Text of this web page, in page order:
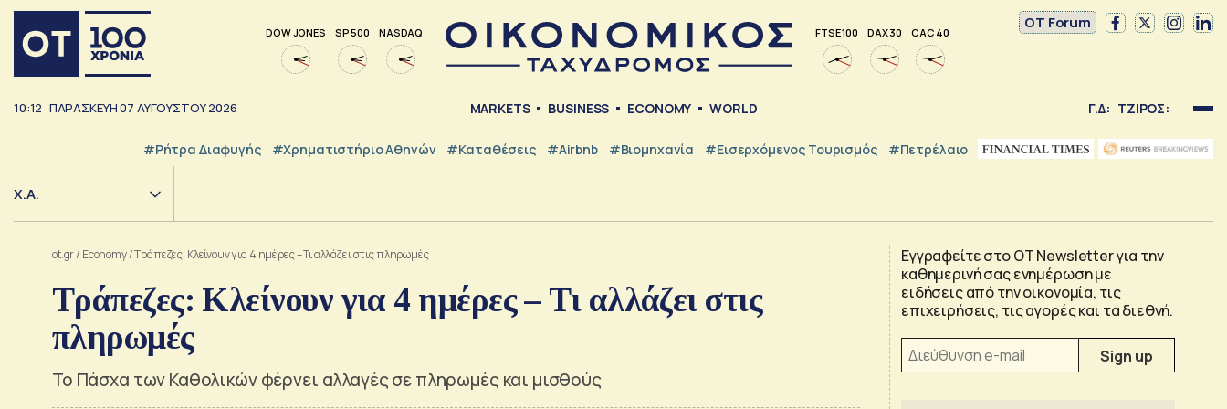
DOW JONES SP 500 NASDAQ FTSE 100 DAX 30 CAC 40
OT Forum
10:12 ΠΑΡΑΣΚΕΥΗ07 ΑΥΓΟΥΣΤΟΥ2026 MARKETS BUSINESS ECONOMY WORLD Γ.Δ: ΤΖΙΡΟΣ:
#ρήτρα Διαφυγής #Χρηματιστήριο Αθηνών #Καταθέσεις #Airbnb #Βιομηχανία #εισερχόμενος Τουρισμός #Πετρέλαιο
Χ.Α.
ot.gr/ Economy/Τράπεζες: Κλείνουν για 4 ημέρες – Τι αλλάζει στις πληρωμές
Τράπεζες: Κλείνουν για 4 ημέρες – Τι αλλάζει στις
πληρωμές
Το Πάσχα των Καθολικών φέρνει αλλαγές σε πληρωμές και μισθούς
Εγγραφείτε στο OT Newsletter για την
καθημερινή σας ενημέρωση με
ειδήσεις από την οικονομία, τις
επιχειρήσεις, τις αγορές και τα διεθνή.